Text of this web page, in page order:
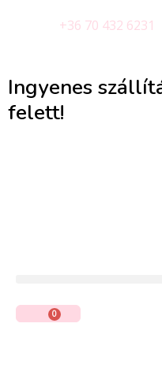
+36 70 432 6231
Ingyenes
felett!
0